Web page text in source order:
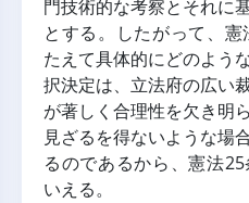
門技術的な考察とそれに
とする。したがって、
たえて具体的にどのよう
択決定は、立法府の広い
が著しく合理性を欠き明
見ざるを得ないような場
るのであるから、憲法
いえる。